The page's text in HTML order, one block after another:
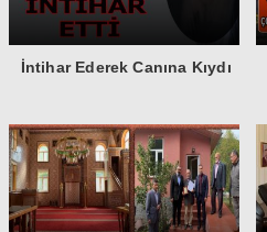
İntihar Ederek Canına Kıydı